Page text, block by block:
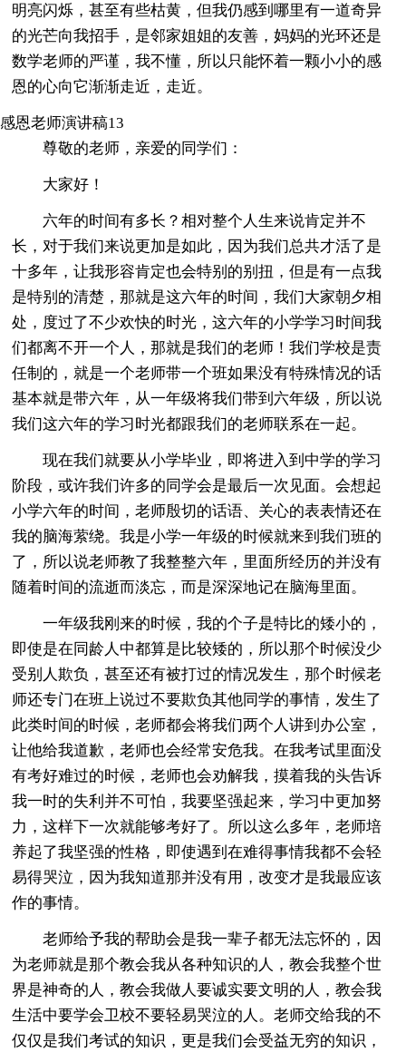
明亮闪烁，甚至有些枯黄，但我仍感到哪里有一道奇异
的光芒向我招手，是邻家姐姐的友善，妈妈的光环还是
数学老师的严谨，我不懂，所以只能怀着一颗小小的感
恩的心向它渐渐走近，走近。
感恩老师演讲稿13
尊敬的老师，亲爱的同学们：
大家好！
六年的时间有多长？相对整个人生来说肯定并不
长，对于我们来说更加是如此，因为我们总共才活了是
十多年，让我形容肯定也会特别的别扭，但是有一点我
是特别的清楚，那就是这六年的时间，我们大家朝夕相
处，度过了不少欢快的时光，这六年的小学学习时间我
们都离不开一个人，那就是我们的老师！我们学校是责
任制的，就是一个老师带一个班如果没有特殊情况的话
基本就是带六年，从一年级将我们带到六年级，所以说
我们这六年的学习时光都跟我们的老师联系在一起。
现在我们就要从小学毕业，即将进入到中学的学习
阶段，或许我们许多的同学会是最后一次见面。会想起
小学六年的时间，老师殷切的话语、关心的表表情还在
我的脑海萦绕。我是小学一年级的时候就来到我们班的
了，所以说老师教了我整整六年，里面所经历的并没有
随着时间的流逝而淡忘，而是深深地记在脑海里面。
一年级我刚来的时候，我的个子是特比的矮小的，
即使是在同龄人中都算是比较矮的，所以那个时候没少
受别人欺负，甚至还有被打过的情况发生，那个时候老
师还专门在班上说过不要欺负其他同学的事情，发生了
此类时间的时候，老师都会将我们两个人讲到办公室，
让他给我道歉，老师也会经常安危我。在我考试里面没
有考好难过的时候，老师也会劝解我，摸着我的头告诉
我一时的失利并不可怕，我要坚强起来，学习中更加努
力，这样下一次就能够考好了。所以这么多年，老师培
养起了我坚强的性格，即使遇到在难得事情我都不会轻
易得哭泣，因为我知道那并没有用，改变才是我最应该
作的事情。
老师给予我的帮助会是我一辈子都无法忘怀的，因
为老师就是那个教会我从各种知识的人，教会我整个世
界是神奇的人，教会我做人要诚实要文明的人，教会我
生活中要学会卫校不要轻易哭泣的人。老师交给我的不
仅仅是我们考试的知识，更是我们会受益无穷的知识，